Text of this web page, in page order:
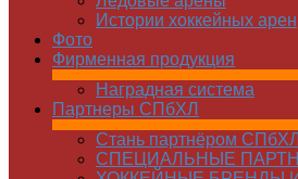
Истории хоккейных арен
Фото
Фирменная продукция
Наградная система
Партнеры СПбХЛ
Стань партнёром СПбХЛ
СПЕЦИАЛЬНЫЕ